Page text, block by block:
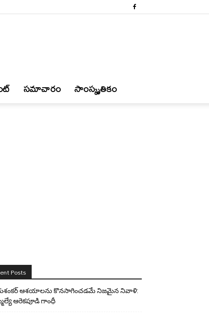
స‌మాచారం సాంస్కృతికం
Posts
ఆశయాలను కొనసాగించడమే నిజమైన నివాళి:
ఆరెక‌పూడి గాంధీ